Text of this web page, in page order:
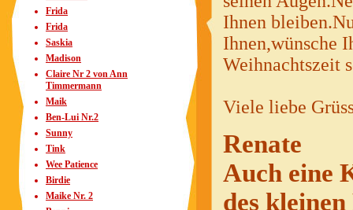
Frida
Frida
Saskia
Madison
Claire Nr 2 von Ann
Timmermann
Maik
Ben-Lui Nr.2
Sunny
Tink
Wee Patience
Birdie
Maike Nr. 2
Ihnen
Ihnen,wünsche
Weihnachtszeit
Viele liebe
Renate
Auch eine
des